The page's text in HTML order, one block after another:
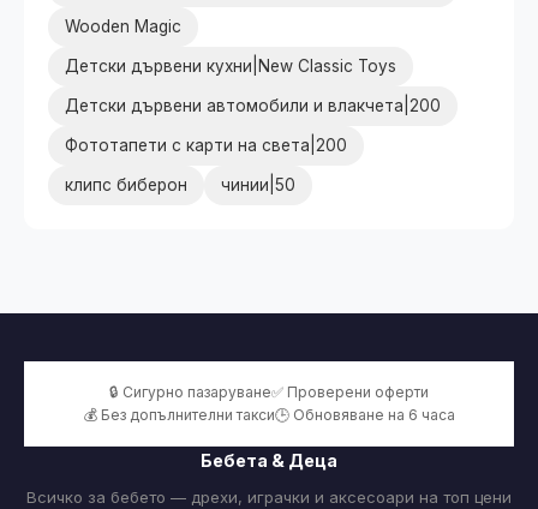
Wooden Magic
Детски дървени кухни|New Classic Toys
Детски дървени автомобили и влакчета|200
Фототапети с карти на света|200
клипс биберон чинии|50
🔒 Сигурно пазаруване✅ Проверени оферти
💰 Без допълнителни такси🕒 Обновяване на 6 часа
Бебета & Деца
Всичко за бебето — дрехи, играчки и аксесоари на топ цени